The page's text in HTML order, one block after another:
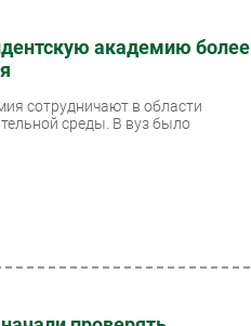
академию более
сотрудничают в области
среды. В вуз было